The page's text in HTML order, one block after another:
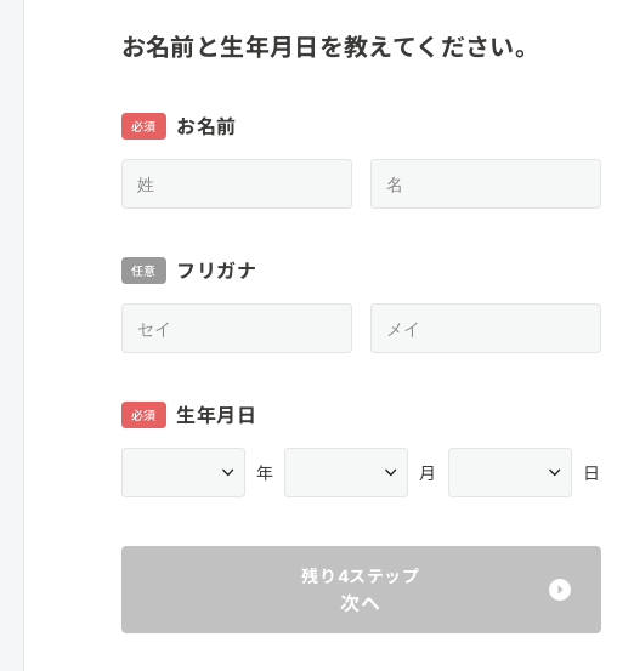
お名前と生年月日を教えてください。
お名前
必須
フリガナ
任意
生年月日
必須
年 月 日
残り4ステップ
次へ